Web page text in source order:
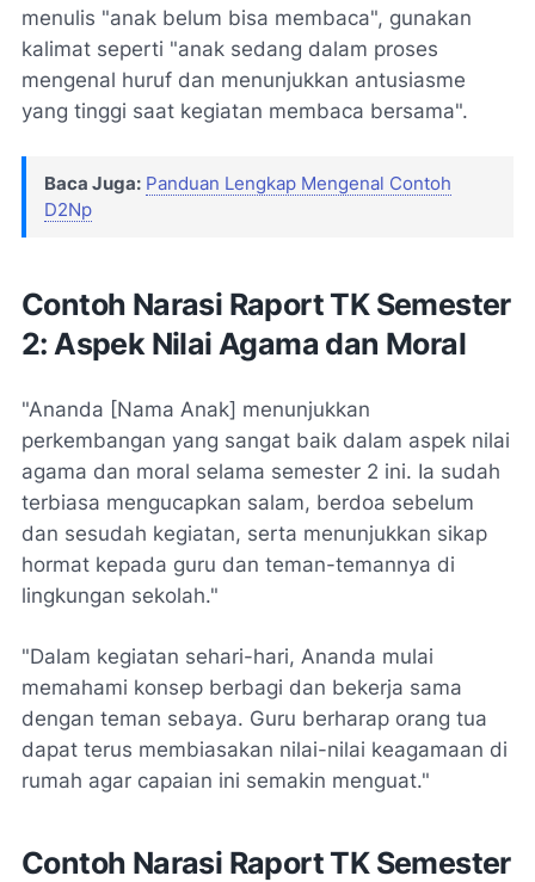
menulis "anak belum bisa membaca", gunakan
kalimat seperti "anak sedang dalam proses
mengenal huruf dan menunjukkan antusiasme
yang tinggi saat kegiatan membaca bersama".
Baca Juga: Panduan Lengkap Mengenal Contoh
D2Np
Contoh Narasi Raport TK Semester
2: Aspek Nilai Agama dan Moral
"Ananda [Nama Anak] menunjukkan
perkembangan yang sangat baik dalam aspek nilai
agama dan moral selama semester 2 ini. Ia sudah
terbiasa mengucapkan salam, berdoa sebelum
dan sesudah kegiatan, serta menunjukkan sikap
hormat kepada guru dan teman-temannya di
lingkungan sekolah."
"Dalam kegiatan sehari-hari, Ananda mulai
memahami konsep berbagi dan bekerja sama
dengan teman sebaya. Guru berharap orang tua
dapat terus membiasakan nilai-nilai keagamaan di
rumah agar capaian ini semakin menguat."
Contoh Narasi Raport TK Semester